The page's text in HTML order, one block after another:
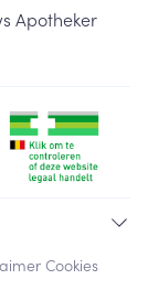
Apotheker
Cookies